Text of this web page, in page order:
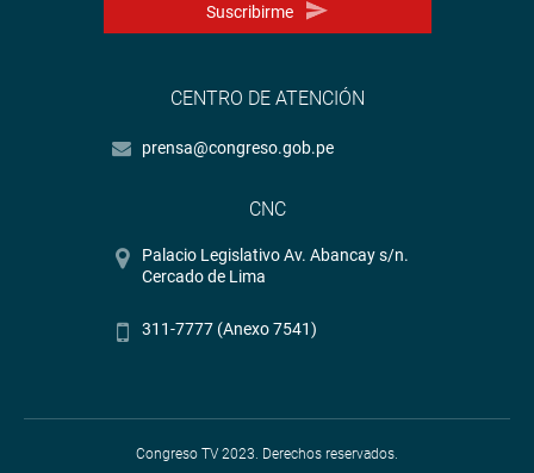
Suscribirme
CENTRO DE ATENCIÓN
prensa@congreso.gob.pe
CNC
Palacio Legislativo Av. Abancay s/n.
Cercado de Lima
311-7777 (Anexo 7541)
Congreso TV 2023. Derechos reservados.